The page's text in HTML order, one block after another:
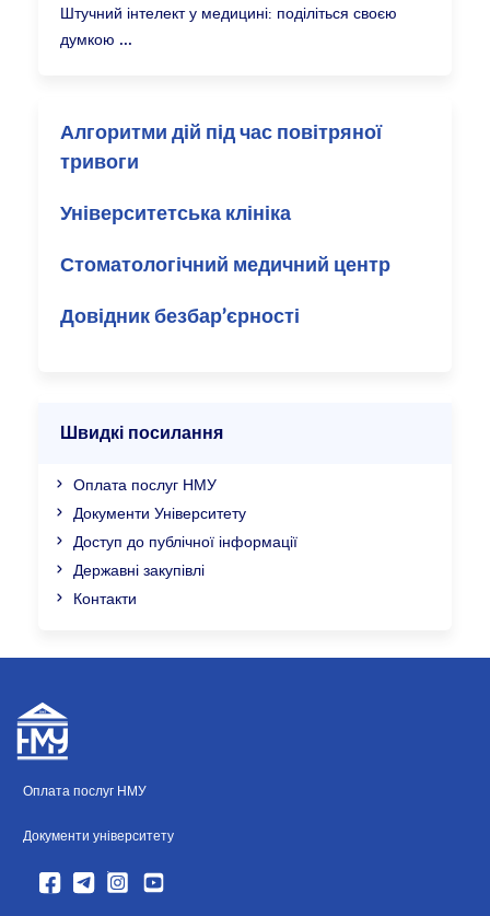
Штучний інтелект у медицині: поділіться своєю
думкою
Алгоритми дій під час повітряної
тривоги
Університетська клініка
Стоматологічний медичний центр
Довідник безбар’єрності
Швидкі посилання
Оплата послуг НМУ
Документи Університету
Доступ до публічної інформації
Державні закупівлі
Контакти
Оплата послуг НМУ
Документи університету